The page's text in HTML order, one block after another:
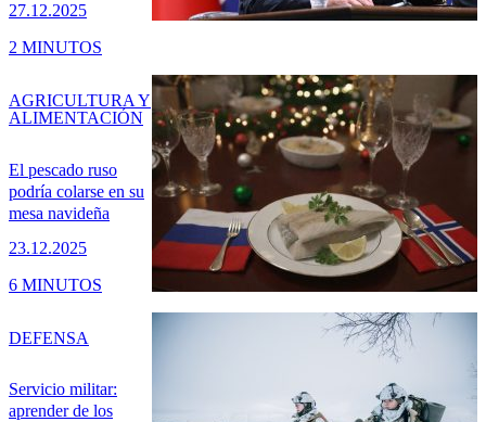
27.12.2025
2 MINUTOS
El pescado ruso
podría colarse en su
mesa navideña
23.12.2025
AGRICULTURA Y
ALIMENTACIÓN
6 MINUTOS
Servicio militar:
aprender de los
DEFENSA